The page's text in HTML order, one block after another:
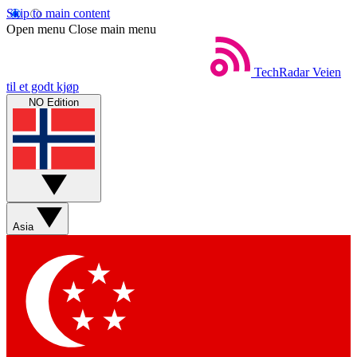
Skip to main content
Open menu Close main menu
TechRadar Veien
til et godt kjøp
NO Edition
Asia